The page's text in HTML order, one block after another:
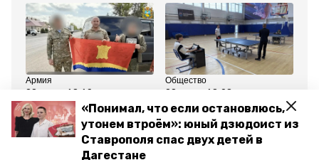
«Понимал, что если остановлюсь,
утонем втроём»: юный дзюдоист из
Ставрополя спас двух детей в
Дагестане
Армия
23 мая , 18:19
Гуманитарный груз
доставили бойцам СВО
из Апанасенковского
округа
Общество
23 мая , 18:08
Ветераны СВО приняли
участие в спортивном
турнире в Ессентуках